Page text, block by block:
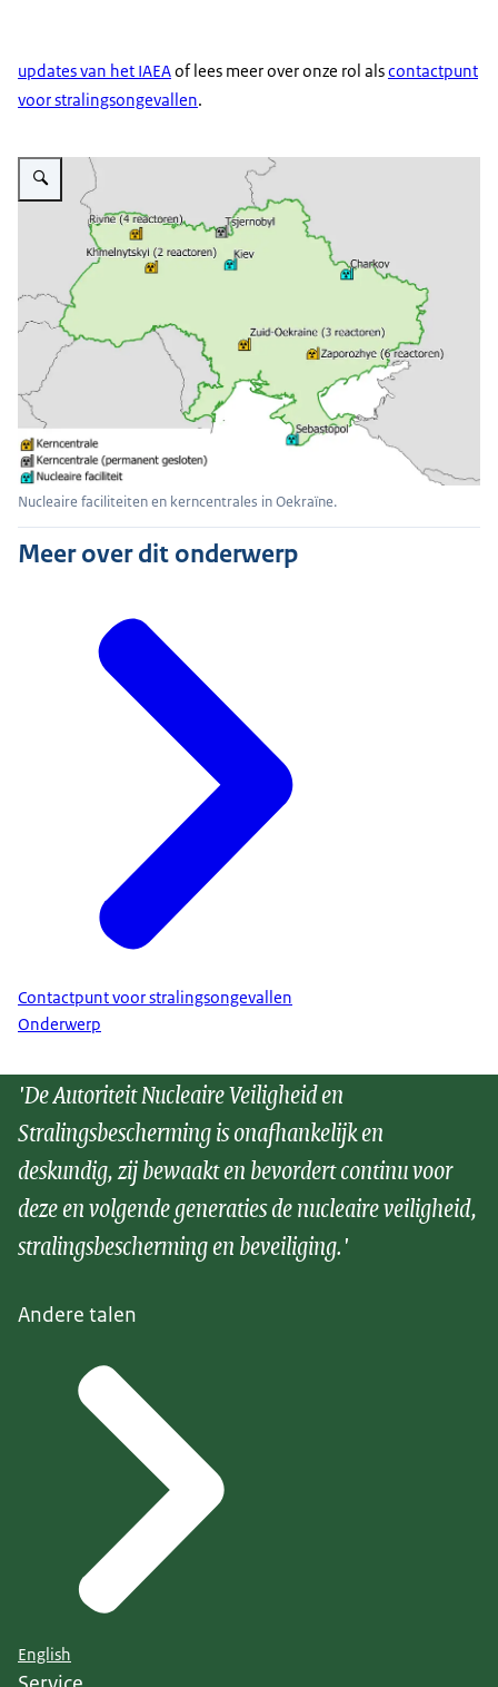
updates van het IAEAof lees meer over onze rol alscontactpunt
voor stralingsongevallen.
Vergroot afbeelding Landkaart van Oekraïne met daarop de
Nucleaire faciliteiten en kerncentrales in Oekraïne.
Meer over dit onderwerp
Contactpunt voor stralingsongevallen
Onderwerp
'De Autoriteit Nucleaire Veiligheid en
Stralingsbescherming is onafhankelijk en
deskundig, zij bewaakt en bevordert continu voor
deze en volgende generaties de nucleaire veiligheid,
stralingsbescherming en beveiliging.'
Andere talen
English